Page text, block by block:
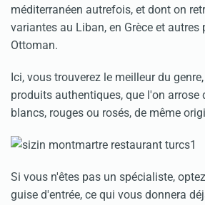
méditerranéen autrefois, et dont on
variantes au Liban, en Grèce et autres
Ottoman.
Ici, vous trouverez le meilleur du
produits authentiques, que l'on arrose
blancs, rouges ou rosés, de même
Si vous n'êtes pas un spécialiste,
guise d'entrée, ce qui vous donnera